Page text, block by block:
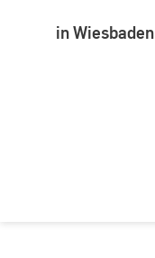
in Wiesbaden